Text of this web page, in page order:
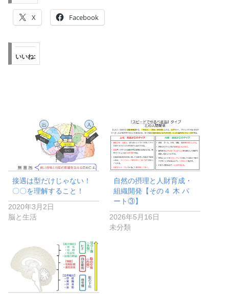
X Facebook
いいね:
接遇は型だけじゃない！
〇〇を理解すること！
2020年3月2日
脳と生活
自然の摂理と人財育成・
組織開発【その４ 木 パ
ート③】
2026年5月16日
未分類